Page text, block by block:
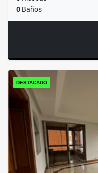
0 Baños
DESTACADO